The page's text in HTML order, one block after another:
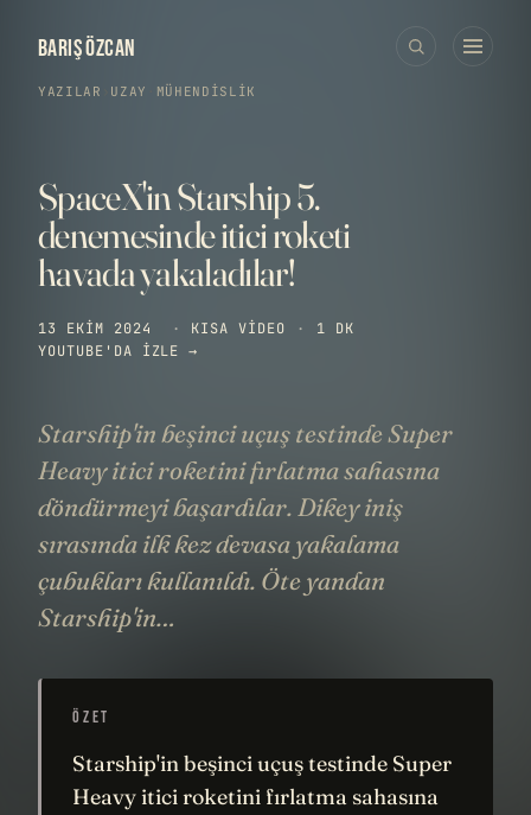
BARIŞ ÖZCAN
YAZILAR UZAY MÜHENDISLIK
SpaceX'in Starship 5.
denemesinde itici roketi
havada yakaladılar!
13 EKIM 2024 · KISA VIDEO ·
1 DK
YOUTUBE'DA IZLE →
Starship'in beşinci uçuş testinde Super
Heavy itici roketini fırlatma sahasına
döndürmeyi başardılar. Dikey iniş
sırasında ilk kez devasa yakalama
çubukları kullanıldı. Öte yandan
Starship'in…
ÖZET
Starship'in beşinci uçuş testinde Super
Heavy itici roketini fırlatma sahasına